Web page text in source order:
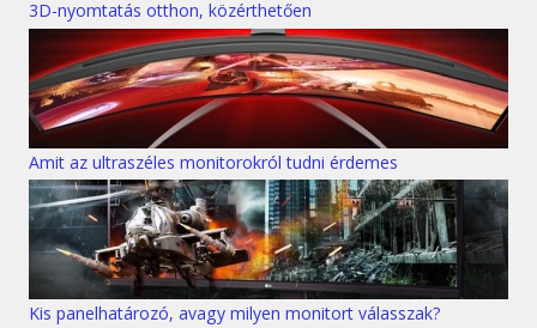
3D-nyomtatás otthon, közérthetően
Amit az ultraszéles monitorokról tudni érdemes
Kis panelhatározó, avagy milyen monitort válasszak?